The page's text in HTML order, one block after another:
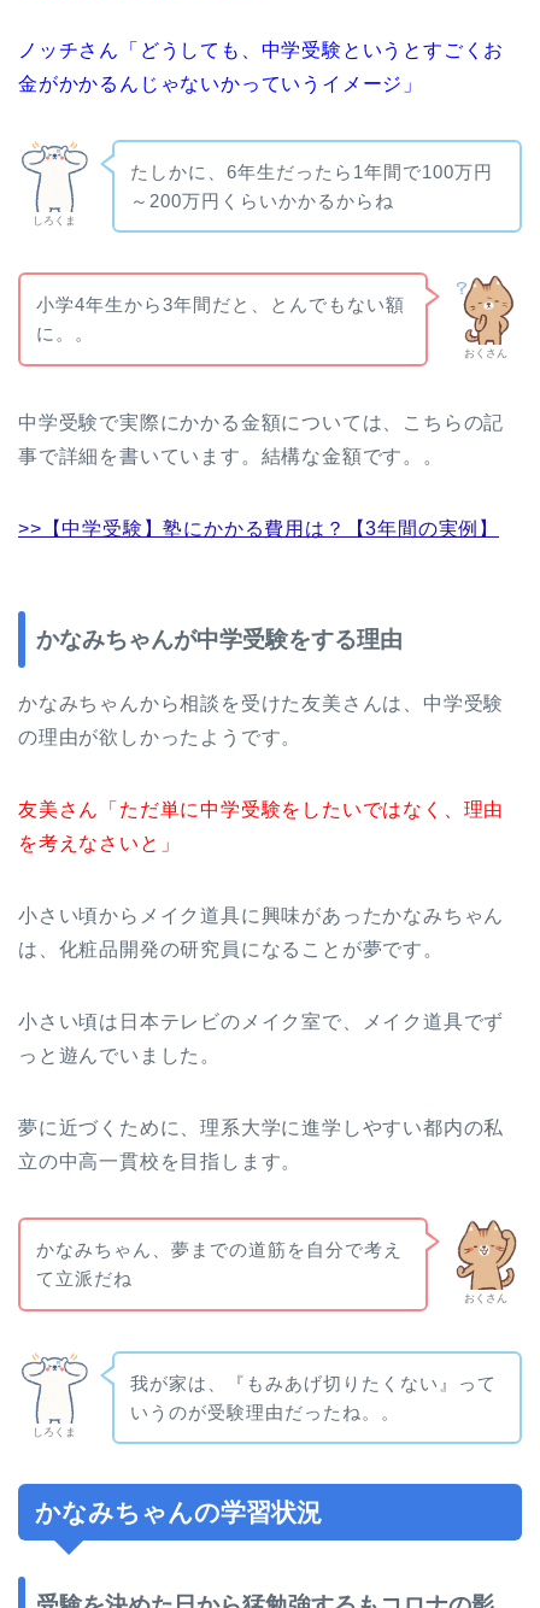
ノッチさん「どうしても、中学受験というとすごくお
金がかかるんじゃないかっていうイメージ」
しろくま
たしかに、6年生だったら1年間で100万円
～200万円くらいかかるからね
おくさん
小学4年生から3年間だと、とんでもない額
に。。
中学受験で実際にかかる金額については、こちらの記
事で詳細を書いています。結構な金額です。。
>>【中学受験】塾にかかる費用は？【3年間の実例】
かなみちゃんが中学受験をする理由
かなみちゃんから相談を受けた友美さんは、中学受験
の理由が欲しかったようです。
友美さん「ただ単に中学受験をしたいではなく、理由
を考えなさいと」
小さい頃からメイク道具に興味があったかなみちゃん
は、化粧品開発の研究員になることが夢です。
小さい頃は日本テレビのメイク室で、メイク道具でず
っと遊んでいました。
夢に近づくために、理系大学に進学しやすい都内の私
立の中高一貫校を目指します。
おくさん
かなみちゃん、夢までの道筋を自分で考え
て立派だね
しろくま
我が家は、『もみあげ切りたくない』って
いうのが受験理由だったね。。
かなみちゃんの学習状況